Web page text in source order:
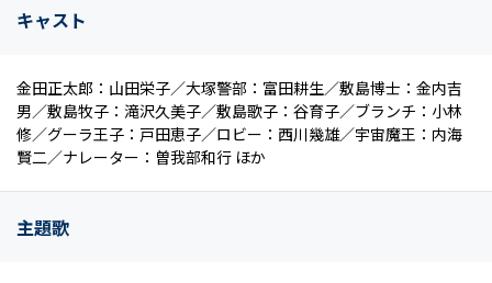
キャスト
金田正太郎：山田栄子／大塚警部：富田耕生／敷島博士：金内吉
男／敷島牧子：滝沢久美子／敷島歌子：谷育子／ブランチ：小林
修／グーラ王子：戸田恵子／ロビー：西川幾雄／宇宙魔王：内海
賢二／ナレーター：曽我部和行 ほか
主題歌